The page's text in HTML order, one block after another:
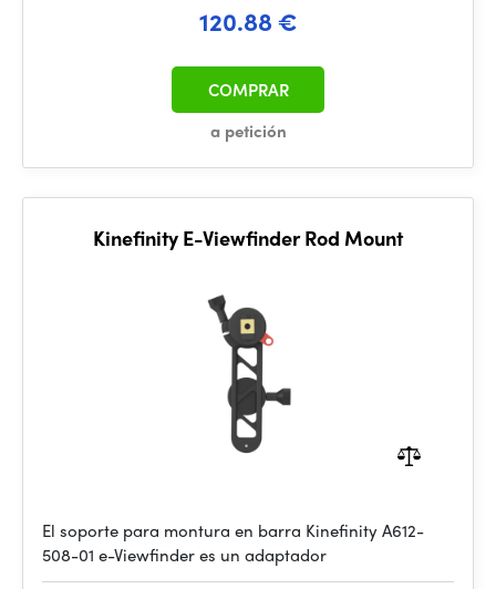
120.88 €
a petición
COMPRAR
Kinefinity E-Viewfinder Rod Mount
El soporte para montura en barra Kinefinity A612-
508-01 e-Viewfinder es un adaptador